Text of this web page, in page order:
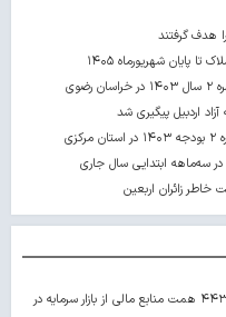
هدف گرفتند
پایان شهریورماه ۱۴۰۵
اردبیل پیگیری شد
خاطر زائران اربعین
در مسیر تغییر ساختار تأمین مالی کشور/ تأمین ۴۴۳ همت منابع مالی از بازار سرمایه در